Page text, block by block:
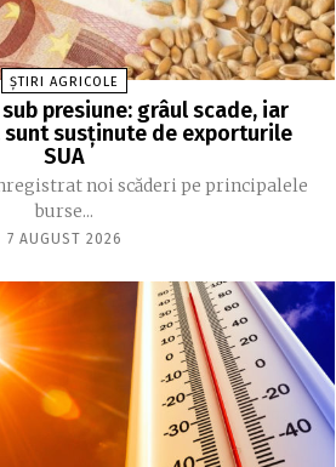
ȘTIRI AGRICOLE
presiune: grâul scade, iar
sunt susținute de exporturile
SUA
noi scăderi pe principalele
burse...
7 AUGUST 2026